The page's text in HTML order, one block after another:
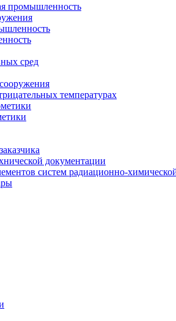
промышленность
сред
температурах
документации
систем радиационно-